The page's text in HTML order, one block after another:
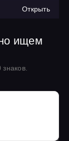
Открыть
ищем